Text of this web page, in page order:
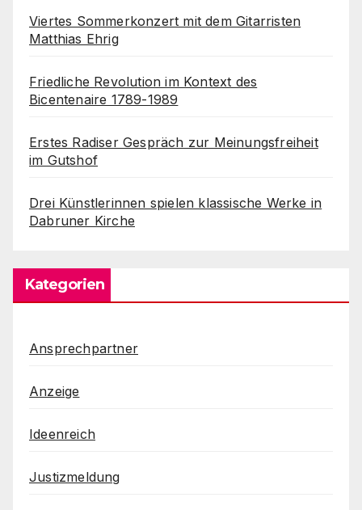
Viertes Sommerkonzert mit dem Gitarristen
Matthias Ehrig
Friedliche Revolution im Kontext des
Bicentenaire 1789-1989
Erstes Radiser Gespräch zur Meinungsfreiheit
im Gutshof
Drei Künstlerinnen spielen klassische Werke in
Dabruner Kirche
Kategorien
Ansprechpartner
Anzeige
Ideenreich
Justizmeldung